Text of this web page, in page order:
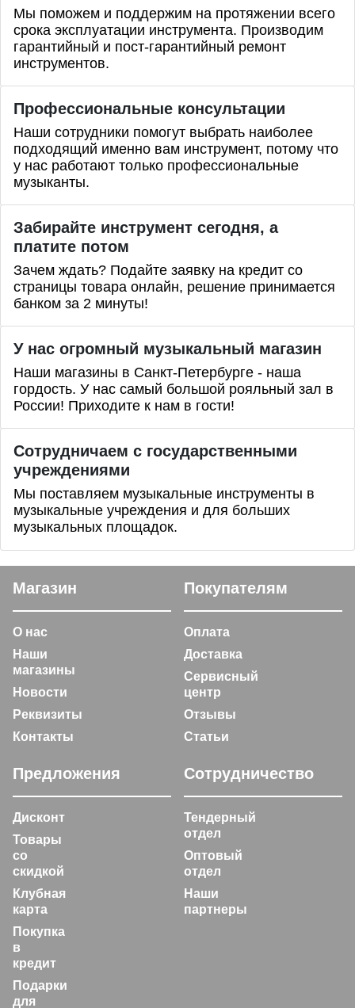
Мы поможем и поддержим на протяжении всего
срока эксплуатации инструмента. Производим
гарантийный и пост-гарантийный ремонт
инструментов.
Профессиональные консультации
Наши сотрудники помогут выбрать наиболее
подходящий именно вам инструмент, потому что
у нас работают только профессиональные
музыканты.
Забирайте инструмент сегодня, а
платите потом
Зачем ждать? Подайте заявку на кредит со
страницы товара онлайн, решение принимается
банком за 2 минуты!
У нас огромный музыкальный магазин
Наши магазины в Санкт-Петербурге - наша
гордость. У нас самый большой рояльный зал в
России! Приходите к нам в гости!
Сотрудничаем с государственными
учреждениями
Мы поставляем музыкальные инструменты в
музыкальные учреждения и для больших
музыкальных площадок.
Магазин
О нас
Наши
магазины
Новости
Реквизиты
Контакты
Покупателям
Оплата
Доставка
Сервисный
центр
Отзывы
Статьи
Предложения
Дисконт
Товары
со
скидкой
Клубная
карта
Покупка
в
кредит
Подарки
для
Сотрудничество
Тендерный
отдел
Оптовый
отдел
Наши
партнеры